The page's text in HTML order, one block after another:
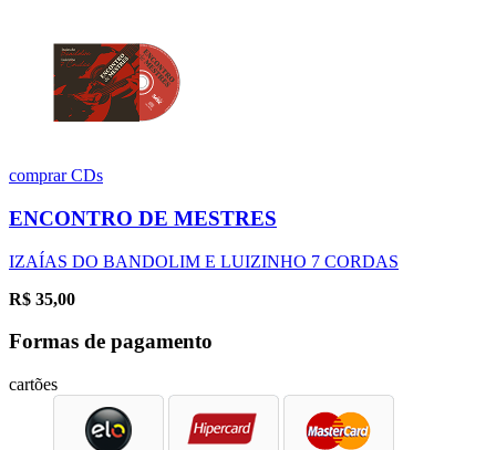
comprarCDs
ENCONTRO DE MESTRES
IZAÍAS DO BANDOLIM E LUIZINHO 7 CORDAS
R$ 35,00
Formas de pagamento
cartões